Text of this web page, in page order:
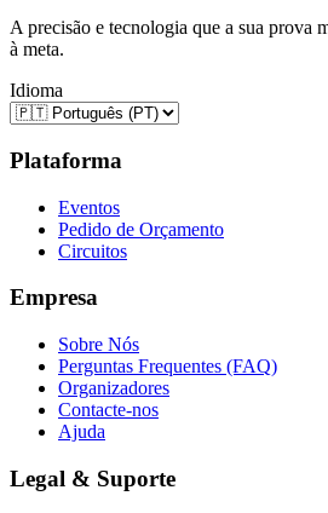
A precisão e tecnologia que a sua prova
à meta.
Idioma
Plataforma
Eventos
Pedido de Orçamento
Circuitos
Empresa
Sobre Nós
Perguntas Frequentes (FAQ)
Organizadores
Contacte-nos
Ajuda
Legal & Suporte